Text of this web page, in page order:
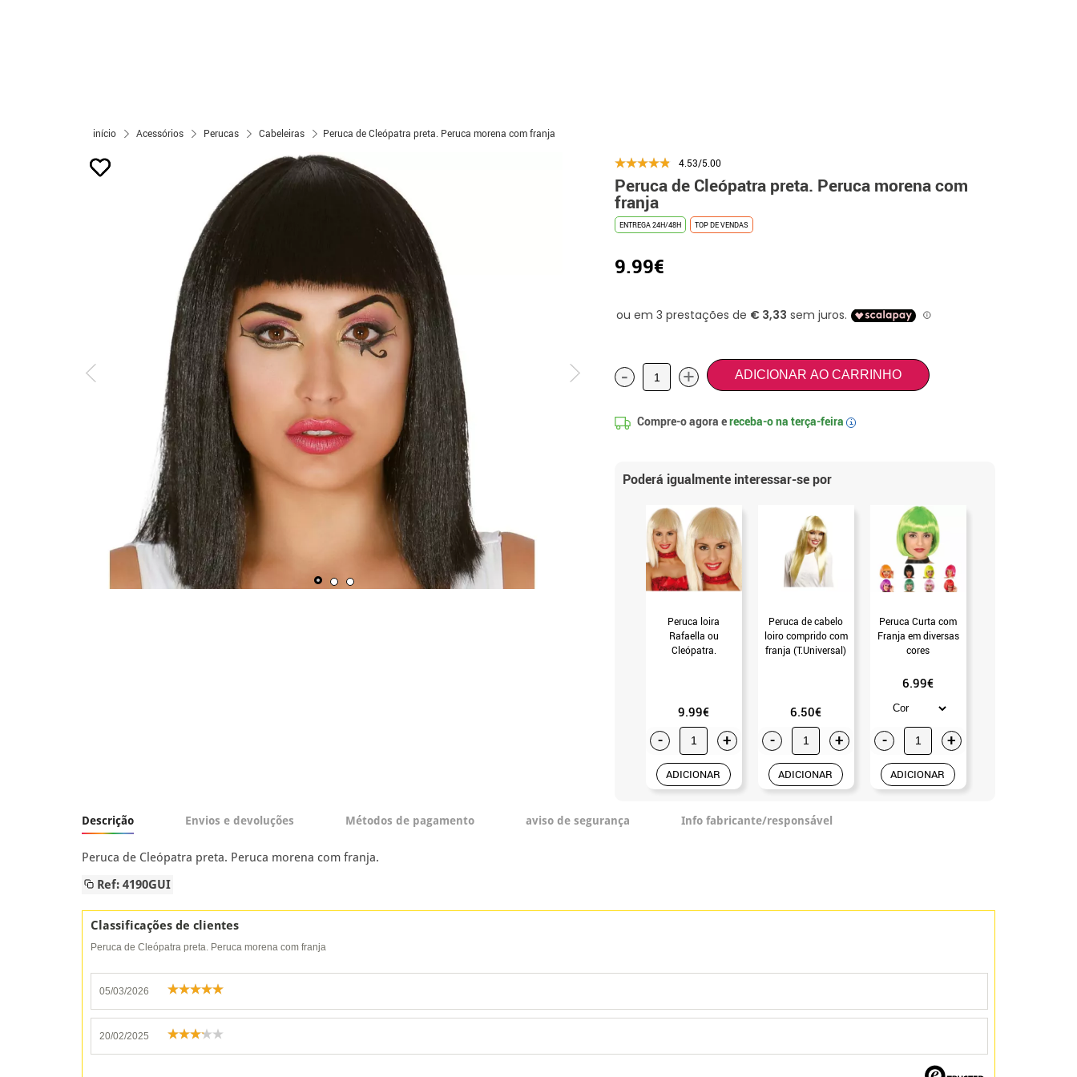
início Acessórios Perucas Cabeleiras Peruca de Cleópatra preta. Peruca morena com franja
4.53/5.00
Peruca de Cleópatra preta. Peruca morena com
franja
ENTREGA 24H/48H TOP DE VENDAS
9.99€
- + ADICIONAR AO CARRINHO
Compre-o agora ereceba-o na terça-feira i
Poderá igualmente interessar-se por
Peruca loira
Rafaella ou
Cleópatra.
9.99€
- +
ADICIONAR
Peruca de cabelo
loiro comprido com
franja (T.Universal)
6.50€
- +
ADICIONAR
Peruca Curta com
Franja em diversas
cores
6.99€
- +
ADICIONAR
Descrição Envios e devoluções Métodos de pagamento aviso de segurança Info fabricante/responsável
Peruca de Cleópatra preta. Peruca morena com franja.
Ref: 4190GUI
Classificações de clientes
Peruca de Cleópatra preta. Peruca morena com franja
05/03/2026
20/02/2025